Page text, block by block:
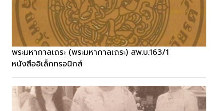
พระมหากาลเถระ (พระมหากาลเถระ) สพ.บ.163/1
หนังสืออิเล็กทรอนิกส์